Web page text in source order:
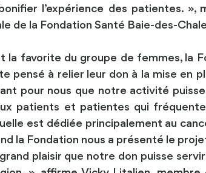
l’expérience des patientes. »,
de la Fondation Santé Baie-des-
la favorite du groupe de femmes, la
pensé à relier leur don à la mise en
pour nous que notre activité
patients et patientes qui
est dédiée principalement au
la Fondation nous a présenté le
plaisir que notre don puisse